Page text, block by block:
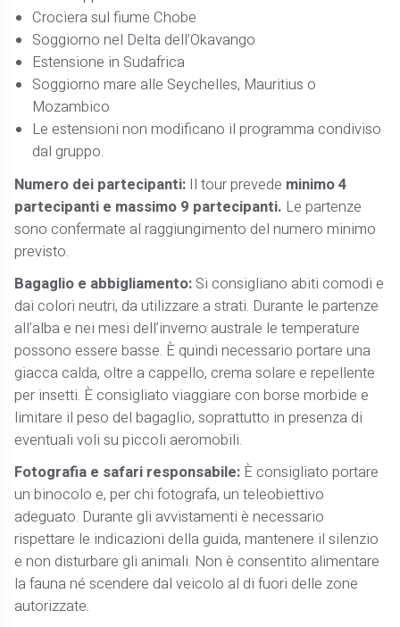
Crociera sul fiume Chobe
Soggiorno nel Delta dell’Okavango
Estensione in Sudafrica
Soggiorno mare alle Seychelles, Mauritius o
Mozambico
Le estensioni non modificano il programma condiviso
dal gruppo.
Numero dei partecipanti: Il tour prevede minimo 4
partecipanti e massimo 9 partecipanti. Le partenze
sono confermate al raggiungimento del numero minimo
previsto.
Bagaglio e abbigliamento: Si consigliano abiti comodi e
dai colori neutri, da utilizzare a strati. Durante le partenze
all’alba e nei mesi dell’inverno australe le temperature
possono essere basse. È quindi necessario portare una
giacca calda, oltre a cappello, crema solare e repellente
per insetti. È consigliato viaggiare con borse morbide e
limitare il peso del bagaglio, soprattutto in presenza di
eventuali voli su piccoli aeromobili.
Fotografia e safari responsabile: È consigliato portare
un binocolo e, per chi fotografa, un teleobiettivo
adeguato. Durante gli avvistamenti è necessario
rispettare le indicazioni della guida, mantenere il silenzio
e non disturbare gli animali. Non è consentito alimentare
la fauna né scendere dal veicolo al di fuori delle zone
autorizzate.